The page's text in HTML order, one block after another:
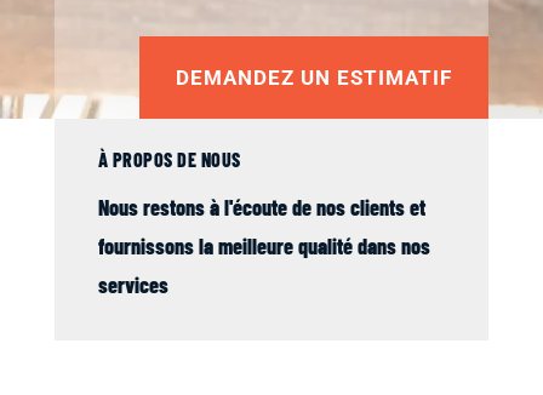
DEMANDEZ UN ESTIMATIF
À PROPOS DE NOUS
Nous restons à l'écoute de nos clients et
fournissons la meilleure qualité dans nos
services